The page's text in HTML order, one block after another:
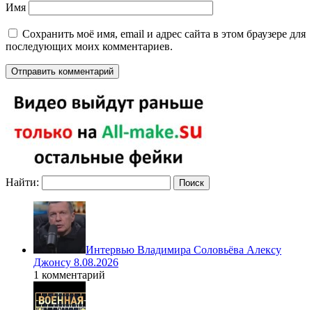
Имя
Сохранить моё имя, email и адрес сайта в этом браузере для
последующих моих комментариев.
Найти:
Интервью Владимира Соловьёва Алексу
Джонсу 8.08.2026
1 комментарий